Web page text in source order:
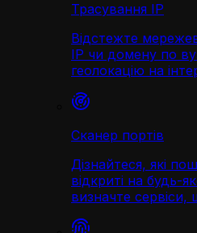
Трасування IP
Відстежте
IP чи домену по
геолокацію на
Сканер портів
Дізнайтеся, які
відкриті на будь-
визначте